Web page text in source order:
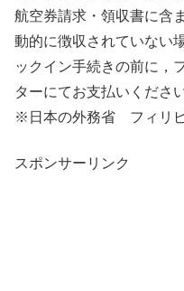
航空券請求・領収書に含
動的に徴収されていない
ックイン手続きの前に，
ターにてお支払いくださ
※日本の外務省 フィリ
スポンサーリンク